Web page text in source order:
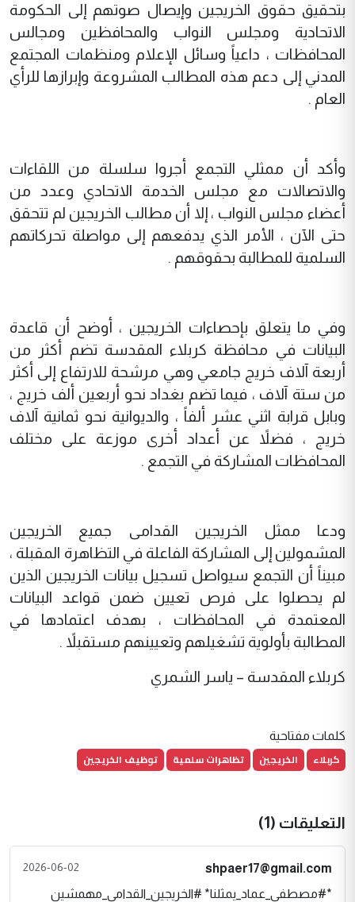
بتحقيق حقوق الخريجين وإيصال صوتهم إلى الحكومة
الاتحادية ومجلس النواب والمحافظين ومجالس
المحافظات ، داعياً وسائل الإعلام ومنظمات المجتمع
المدني إلى دعم هذه المطالب المشروعة وإبرازها للرأي
العام .
وأكد أن ممثلي التجمع أجروا سلسلة من اللقاءات
والاتصالات مع مجلس الخدمة الاتحادي وعدد من
أعضاء مجلس النواب ، إلا أن مطالب الخريجين لم تتحقق
حتى الآن ، الأمر الذي يدفعهم إلى مواصلة تحركاتهم
السلمية للمطالبة بحقوقهم .
وفي ما يتعلق بإحصاءات الخريجين ، أوضح أن قاعدة
البيانات في محافظة كربلاء المقدسة تضم أكثر من
أربعة آلاف خريج جامعي وهي مرشحة للارتفاع إلى أكثر
من ستة آلاف ، فيما تضم بغداد نحو أربعين ألف خريج ،
وبابل قرابة اثني عشر ألفاً ، والديوانية نحو ثمانية آلاف
خريج ، فضلاً عن أعداد أخرى موزعة على مختلف
المحافظات المشاركة في التجمع .
ودعا ممثل الخريجين القدامى جميع الخريجين
المشمولين إلى المشاركة الفاعلة في التظاهرة المقبلة ،
مبيناً أن التجمع سيواصل تسجيل بيانات الخريجين الذين
لم يحصلوا على فرص تعيين ضمن قواعد البيانات
المعتمدة في المحافظات ، بهدف اعتمادها في
المطالبة بأولوية تشغيلهم وتعيينهم مستقبلاً .
كربلاء المقدسة – ياسر الشمري
كلمات مفتاحية
كربلاء الخريجين تظاهرات سلمية توظيف الخريجين
التعليقات (1)
shpaer17@gmail.com
2026-06-02
*#مصطفى_عماد_يمثلنا* #الخريجين_القدامى_مهمشين